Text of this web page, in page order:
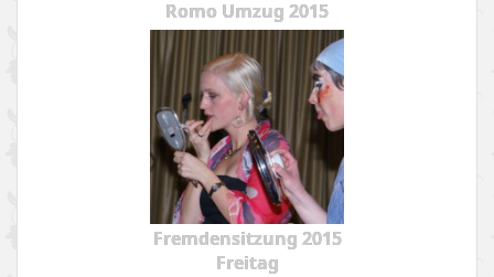
Romo Umzug 2015
Fremdensitzung 2015
Freitag